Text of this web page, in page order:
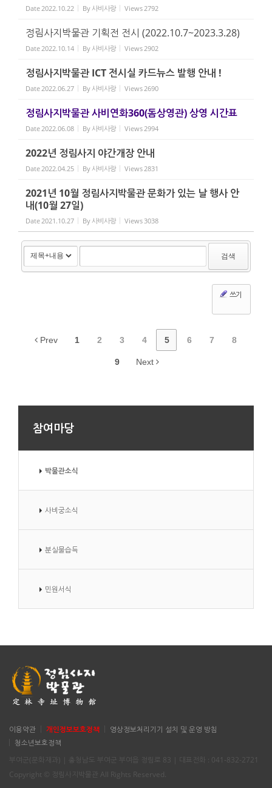
Date2022.10.22 By사비사랑 Views2792
정림사지박물관 기획전 전시 (2022.10.7~2023.3.28)
Date2022.10.14 By사비사랑 Views2902
정림사지박물관 ICT 전시실 카드뉴스 발행 안내 !
Date2022.06.27 By사비사랑 Views2690
정림사지박물관 사비연화360(돔상영관) 상영 시간표
Date2022.06.08 By사비사랑 Views2994
2022년 정림사지 야간개장 안내
Date2022.04.25 By사비사랑 Views2831
2021년 10월 정림사지박물관 문화가 있는 날 행사 안
내(10월 27일)
Date2021.10.27 By사비사랑 Views3038
검색
쓰기
Prev 1 2 3 4 5 6 7 8
9 Next
참여마당
박물관소식
사비궁소식
분실물습득
민원서식
이용약관 개인정보보호정책
영상정보처리기기 설치 및 운영 방침
청소년보호정책
부여군(문화재과) | 충청남도 부여군 부여읍 정림로 83 | 대표전화 : 041-832-2721
Copyright © 정림사지박물관 All Rights Reserved.